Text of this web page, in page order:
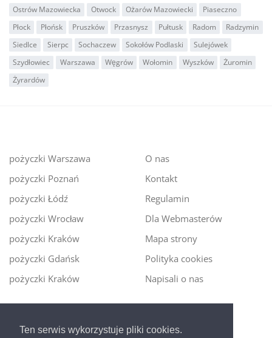
Ten serwis wykorzystuje pliki cookies.
Ostrów Mazowiecka
Otwock Ożarów Mazowiecki
Piaseczno
Płock
Płońsk Pruszków Przasnysz Pułtusk Radom
Radzymin
Siedlce
Sierpc Sochaczew Sokołów Podlaski
Sulejówek
Szydłowiec
Warszawa Węgrów Wołomin Wyszków
Żuromin
Żyrardów
pożyczki Warszawa
pożyczki Poznań
pożyczki Łódź
pożyczki Wrocław
pożyczki Kraków
pożyczki Gdańsk
pożyczki Kraków
O nas
Kontakt
Regulamin
Dla Webmasterów
Mapa strony
Polityka cookies
Napisali o nas